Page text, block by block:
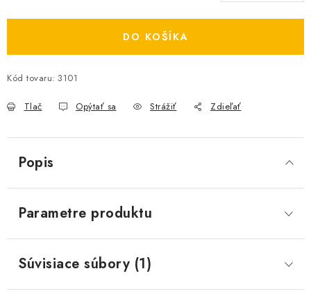
DO KOŠÍKA
Kód tovaru: 3101
Tlač Opýtať sa Strážiť Zdieľať
Popis
Parametre produktu
Súvisiace súbory (1)